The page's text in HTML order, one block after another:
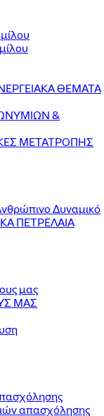
ΘΕΜΑΤΑ
&
ΜΕΤΑΤΡΟΠΗΣ
Δυναμικό
ΠΕΤΡΕΛΑΙΑ
μας
ΜΑΣ
απασχόλησης